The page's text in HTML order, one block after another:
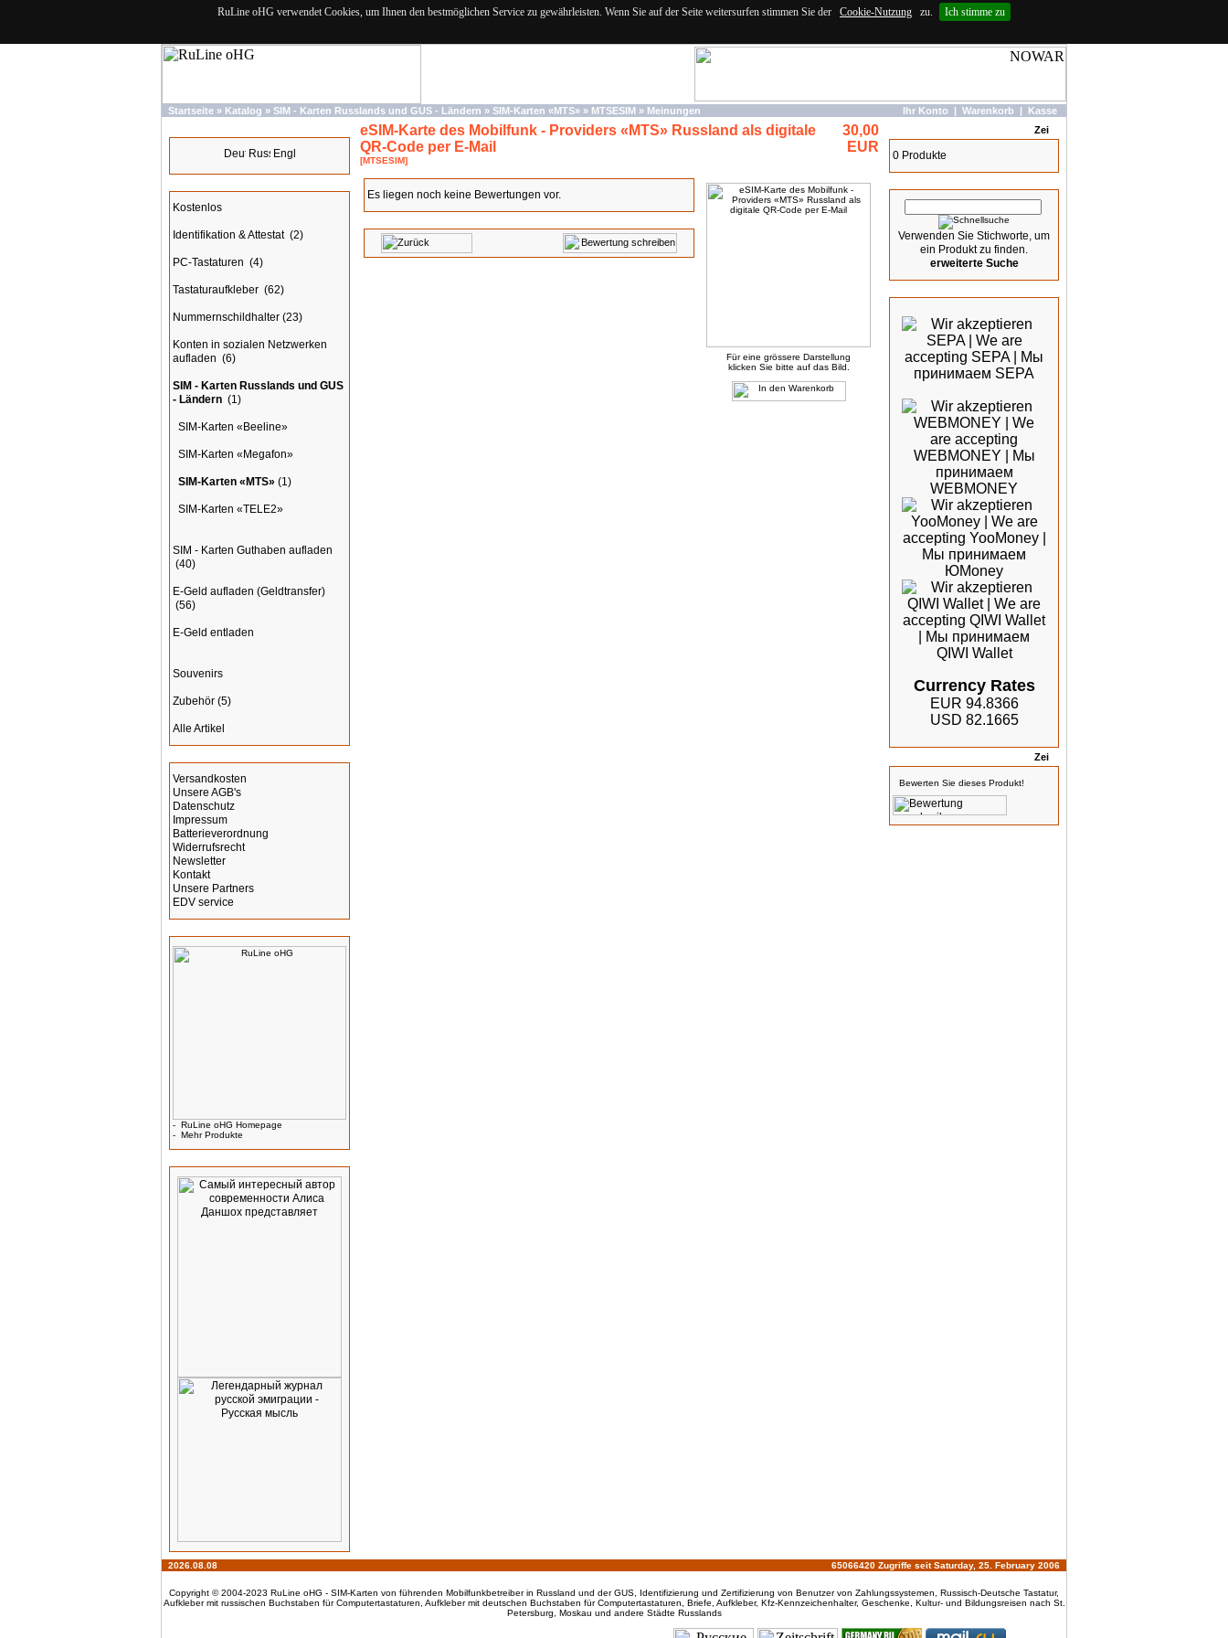
RuLine oHG verwendet Cookies, um Ihnen den bestmöglichen Service zu gewährleisten. Wenn Sie auf der Seite weitersurfen stimmen Sie der Cookie-Nutzung zu. Ich stimme zu
Startseite » Katalog » SIM - Karten Russlands und GUS - Ländern » SIM-Karten «MTS» » MTSESIM » Meinungen Ihr Konto | Warenkorb | Kasse
Kostenlos
Identifikation & Attestat (2)
PC-Tastaturen (4)
Tastaturaufkleber (62)
Nummernschildhalter (23)
Konten in sozialen Netzwerken
aufladen (6)
SIM - Karten Russlands und GUS
- Ländern (1)
SIM-Karten «Beeline»
SIM-Karten «Megafon»
SIM-Karten «MTS» (1)
SIM-Karten «TELE2»
SIM - Karten Guthaben aufladen
(40)
E-Geld aufladen (Geldtransfer)
(56)
E-Geld entladen
Souvenirs
Zubehör (5)
Alle Artikel
Versandkosten
Unsere AGB's
Datenschutz
Impressum
Batterieverordnung
Widerrufsrecht
Newsletter
Kontakt
Unsere Partners
EDV service
- RuLine oHG Homepage
- Mehr Produkte
eSIM-Karte des Mobilfunk - Providers «MTS» Russland als digitale
QR-Code per E-Mail
[MTSESIM]
30,00
EUR
Es liegen noch keine Bewertungen vor.
Für eine grössere Darstellung
klicken Sie bitte auf das Bild.
0 Produkte
Verwenden Sie Stichworte, um
ein Produkt zu finden.
erweiterte Suche
Currency Rates
EUR 94.8366
USD 82.1665
Bewerten Sie dieses Produkt!
2026.08.08 65066420 Zugriffe seit Saturday, 25. February 2006
Copyright © 2004-2023 RuLine oHG - SIM-Karten von führenden Mobilfunkbetreiber in Russland und der GUS, Identifizierung und Zertifizierung von Benutzer von Zahlungssystemen, Russisch-Deutsche Tastatur,
Aufkleber mit russischen Buchstaben für Computertastaturen, Aufkleber mit deutschen Buchstaben für Computertastaturen, Briefe, Aufkleber, Kfz-Kennzeichenhalter, Geschenke, Kultur- und Bildungsreisen nach St.
Petersburg, Moskau und andere Städte Russlands